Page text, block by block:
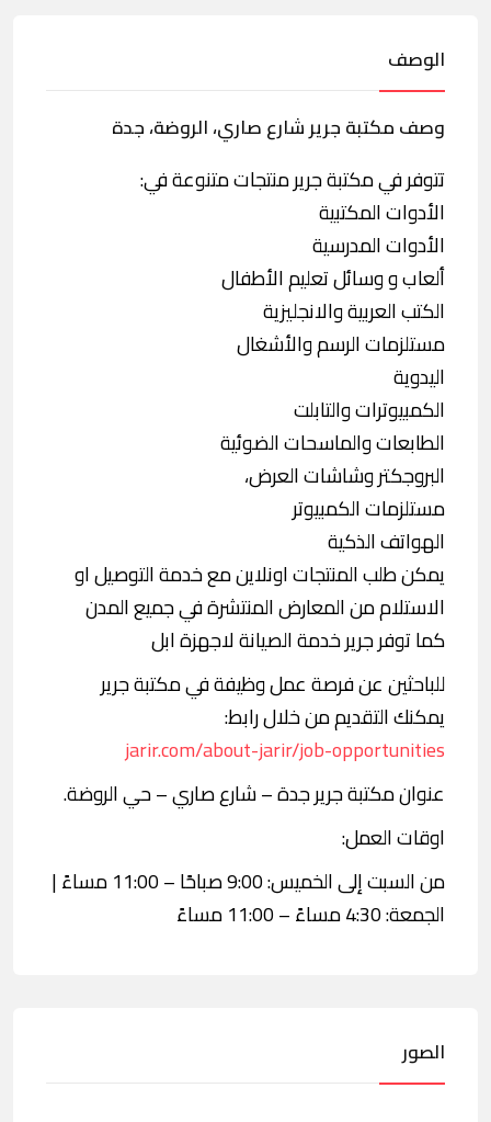
الوصف
وصف مكتبة جرير شارع صاري، الروضة، جدة
تتوفر في مكتبة جرير منتجات متنوعة في:
الأدوات المكتبية
الأدوات المدرسية
ألعاب و وسائل تعليم الأطفال
الكتب العربية والانجليزية
مستلزمات الرسم والأشغال
اليدوية
الكمبيوترات والتابلت
الطابعات والماسحات الضوئية
البروجكتر وشاشات العرض،
مستلزمات الكمبيوتر
الهواتف الذكية
يمكن طلب المنتجات اونلاين مع خدمة التوصيل او
الاستلام من المعارض المنتشرة في جميع المدن
كما توفر جرير خدمة الصيانة لاجهزة ابل
للباحثين عن فرصة عمل وظيفة في مكتبة جرير
يمكنك التقديم من خلال رابط:
jarir.com/about-jarir/job-opportunities
عنوان مكتبة جرير جدة – شارع صاري – حي الروضة.
اوقات العمل:
من السبت إلى الخميس: 9:00 صباحًا – 11:00 مساءً |
الجمعة: 4:30 مساءً – 11:00 مساءً
الصور